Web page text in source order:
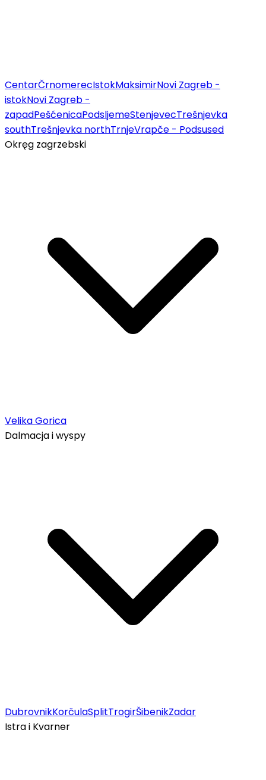
CentarČrnomerecIstokMaksimirNovi Zagreb -
istokNovi Zagreb -
zapadPešćenicaPodsljemeStenjevecTrešnjevka
southTrešnjevka northTrnjeVrapče - Podsused
Okręg zagrzebski
Velika Gorica
Dalmacja i wyspy
DubrovnikKorčulaSplitTrogirŠibenikZadar
Istra i Kvarner